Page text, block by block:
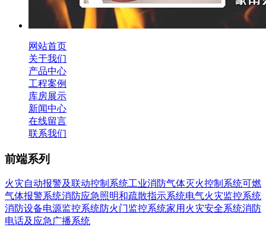
网站首页
关于我们
产品中心
工程案例
库房展示
新闻中心
在线留言
联系我们
前端系列
火灾自动报警及联动控制系统工业消防气体灭火控制系统可燃
气体报警系统消防应急照明和疏散指示系统电气火灾监控系统
消防设备电源监控系统防火门监控系统家用火灾安全系统消防
电话及应急广播系统